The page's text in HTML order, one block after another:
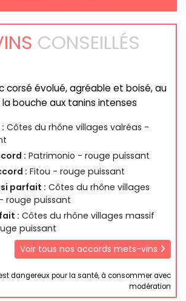
CONSEILLÉS
corsé évolué, agréable et boisé, au
bouche aux tanins intenses
Côtes du rhône villages valréas -
: Patrimonio - rouge puissant
: Fitou - rouge puissant
parfait : Côtes du rhône villages
rouge puissant
: Côtes du rhône villages massif
puissant
Voir tous nos accords mets-vins
dangereux pour la santé, à consommer avec
modération